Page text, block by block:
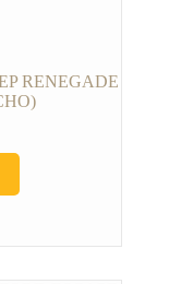
RENEGADE